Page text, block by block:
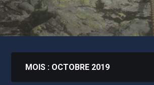
MOIS : OCTOBRE 2019